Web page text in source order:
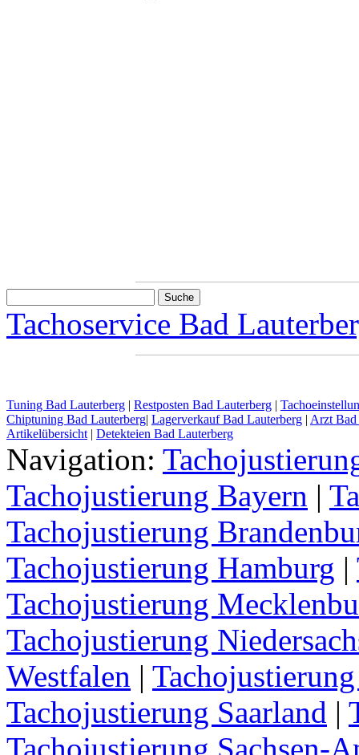
Tachoservice Bad
Tuning Bad Lauterberg | Restposten Bad Lauterberg |
Chiptuning Bad Lauterberg| Lagerverkauf Bad Lauterberg | Arzt Bad
Artikelübersicht | Detekteien Bad Lauterberg
Navigation:
Tachojustierung Bayern |
Tachojustierung
Tachojustierung Hamburg |
Tachojustierung
Tachojustierung
Westfalen |
Tachojustierung Saarland |
Tachojustierung Sachsen-